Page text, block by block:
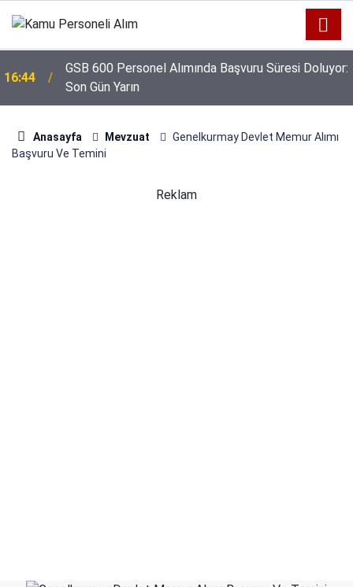
16:44
GSB 600 Personel Alımında Başvuru Süresi Doluyor:
Son Gün Yarın
Anasayfa Mevzuat
Genelkurmay Devlet Memur Alımı
Başvuru Ve Temini
Reklam